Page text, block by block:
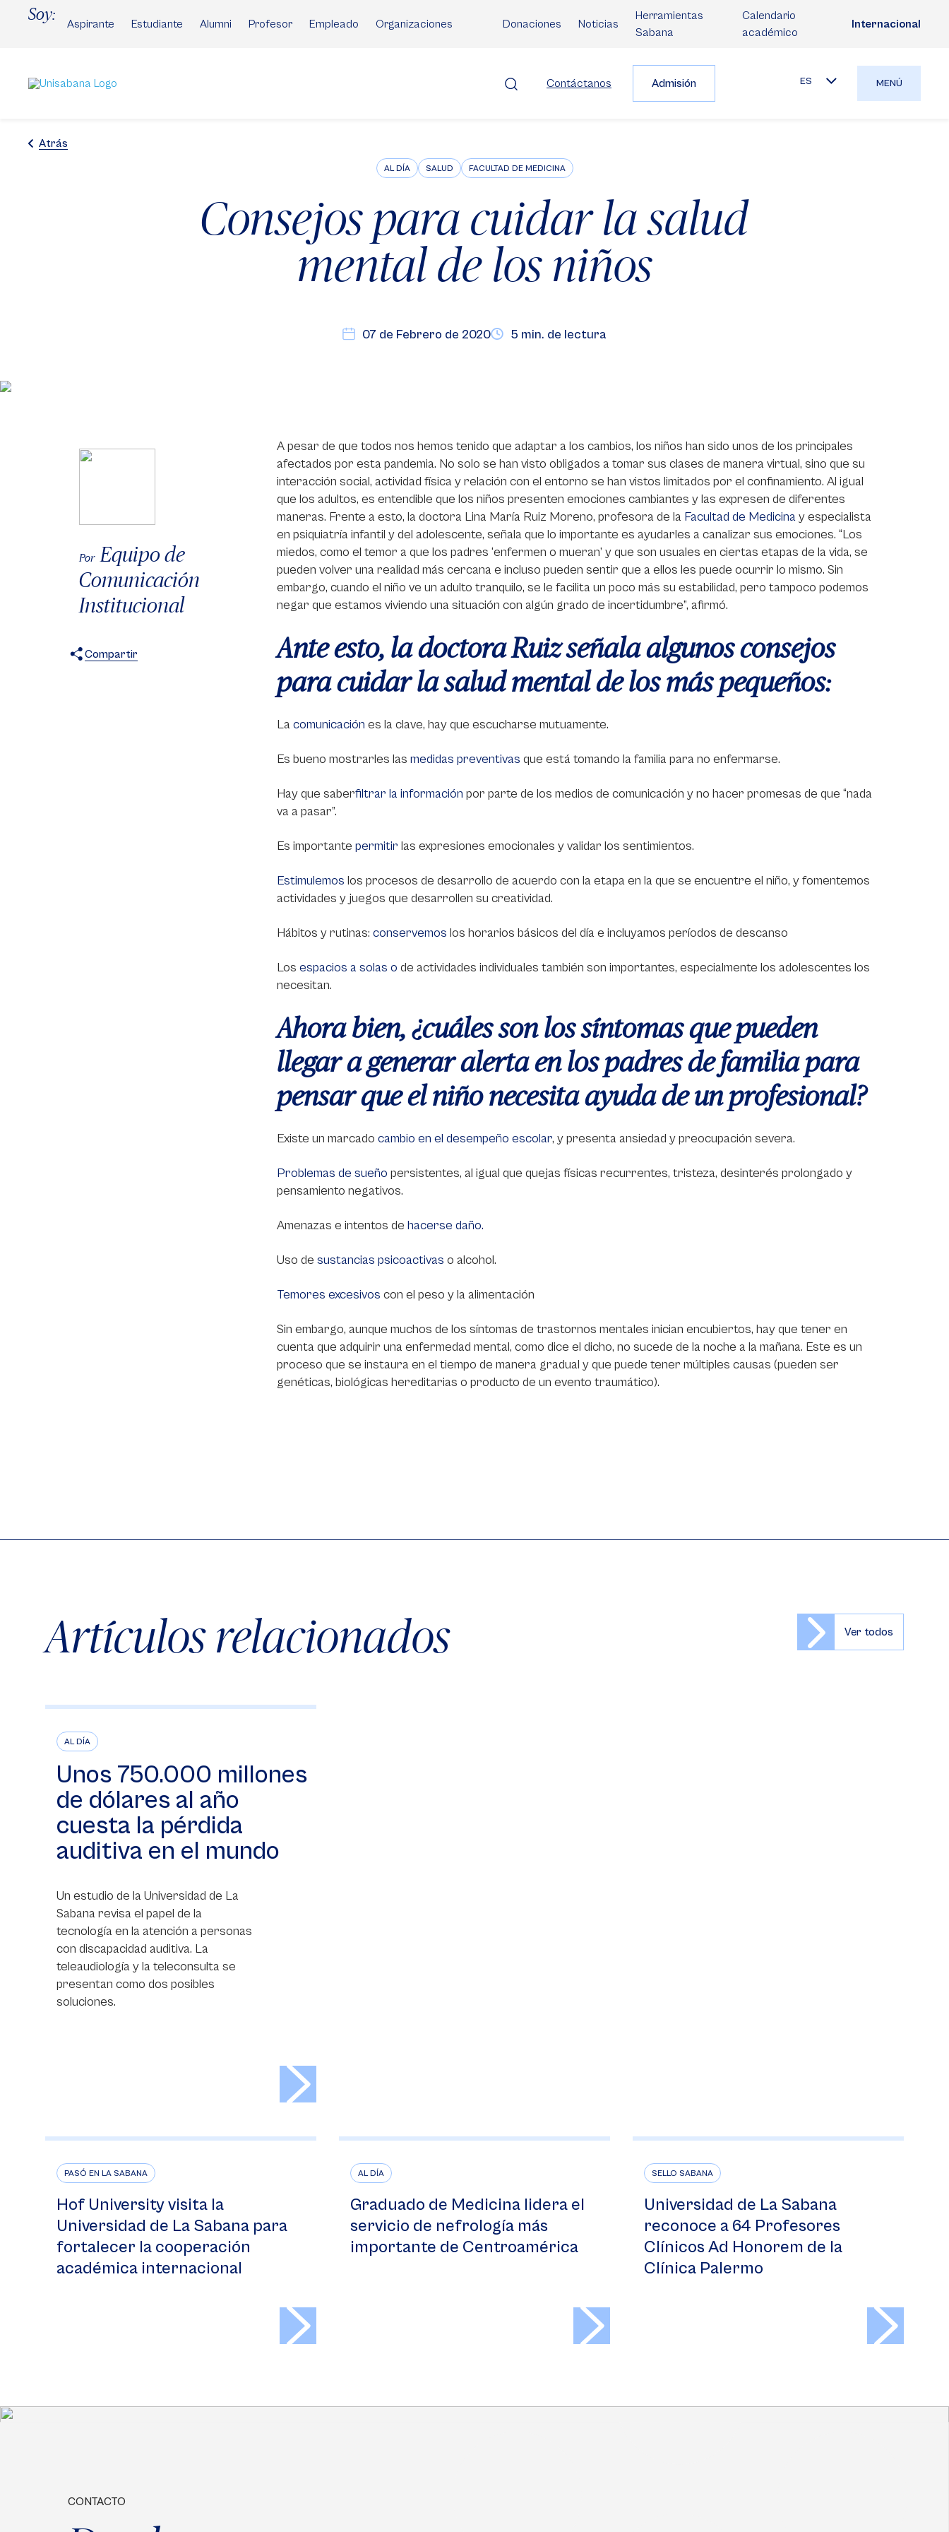
Soy:
Aspirante Estudiante Alumni Profesor Empleado Organizaciones Donaciones Noticias
Herramientas
Sabana
Calendario
académico
Internacional
Contáctanos Admisión ES MENÚ
Atrás
AL DÍA SALUD FACULTAD DE MEDICINA
Consejos para cuidar la salud
mental de los niños
07 de Febrero de 2020 5 min. de lectura
Por Equipo de
Comunicación
Institucional
Compartir
A pesar de que todos nos hemos tenido que adaptar a los cambios, los niños han sido unos de los principales
afectados por esta pandemia. No solo se han visto obligados a tomar sus clases de manera virtual, sino que su
interacción social, actividad física y relación con el entorno se han vistos limitados por el confinamiento. Al igual
que los adultos, es entendible que los niños presenten emociones cambiantes y las expresen de diferentes
maneras. Frente a esto, la doctora Lina María Ruiz Moreno, profesora de la Facultad de Medicinay especialista
en psiquiatría infantil y del adolescente, señala que lo importante es ayudarles a canalizar sus emociones. “Los
miedos, como el temor a que los padres ‘enfermen o mueran’ y que son usuales en ciertas etapas de la vida, se
pueden volver una realidad más cercana e incluso pueden sentir que a ellos les puede ocurrir lo mismo. Sin
embargo, cuando el niño ve un adulto tranquilo, se le facilita un poco más su estabilidad, pero tampoco podemos
negar que estamos viviendo una situación con algún grado de incertidumbre”, afirmó.
Ante esto, la doctora Ruiz señala algunos consejos
para cuidar la salud mental de los más pequeños:
Lacomunicación es la clave, hay que escucharse mutuamente.
Es bueno mostrarles las medidas preventivas que está tomando la familia para no enfermarse.
Hay que saberfiltrar la información por parte de los medios de comunicación y no hacer promesas de que “nada
va a pasar”.
Es importante permitir las expresiones emocionales y validar los sentimientos.
Estimulemos los procesos de desarrollo de acuerdo con la etapa en la que se encuentre el niño, y fomentemos
actividades y juegos que desarrollen su creatividad.
Hábitos y rutinas: conservemos los horarios básicos del día e incluyamos períodos de descanso
Los espacios a solas o de actividades individuales también son importantes, especialmente los adolescentes los
necesitan.
Ahora bien, ¿cuáles son los síntomas que pueden
llegar a generar alerta en los padres de familia para
pensar que el niño necesita ayuda de un profesional?
Existe un marcado cambio en el desempeño escolar, y presenta ansiedad y preocupación severa.
Problemas de sueño persistentes, al igual que quejas físicas recurrentes, tristeza, desinterés prolongado y
pensamiento negativos.
Amenazas e intentos de hacerse daño.
Uso de sustancias psicoactivas o alcohol.
Temores excesivos con el peso y la alimentación
Sin embargo, aunque muchos de los síntomas de trastornos mentales inician encubiertos, hay que tener en
cuenta que adquirir una enfermedad mental, como dice el dicho, no sucede de la noche a la mañana. Este es un
proceso que se instaura en el tiempo de manera gradual y que puede tener múltiples causas (pueden ser
genéticas, biológicas hereditarias o producto de un evento traumático).
Artículos relacionados Ver todos
AL DÍA
Unos 750.000 millones
de dólares al año
cuesta la pérdida
auditiva en el mundo
Un estudio de la Universidad de La
Sabana revisa el papel de la
tecnología en la atención a personas
con discapacidad auditiva. La
teleaudiología y la teleconsulta se
presentan como dos posibles
soluciones.
PASÓ EN LA SABANA
Hof University visita la
Universidad de La Sabana para
fortalecer la cooperación
académica internacional
AL DÍA
Graduado de Medicina lidera el
servicio de nefrología más
importante de Centroamérica
SELLO SABANA
Universidad de La Sabana
reconoce a 64 Profesores
Clínicos Ad Honorem de la
Clínica Palermo
CONTACTO